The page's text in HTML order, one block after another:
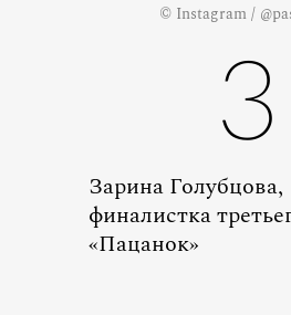
© Instagram /
3
Зарина Голубцова,
финалистка
«Пацанок»